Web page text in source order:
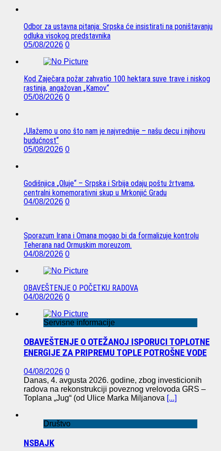
Odbor za ustavna pitanja: Srpska će insistirati na poništavanju
odluka visokog predstavnika
05/08/2026 0
Kod Zaječara požar zahvatio 100 hektara suve trave i niskog
rastinja, angažovan „Kamov“
05/08/2026 0
„Ulažemo u ono što nam je najvrednije – našu decu i njihovu
budućnost“
05/08/2026 0
Godišnjica „Oluje“ – Srpska i Srbija odaju poštu žrtvama,
centralni komemorativni skup u Mrkonjić Gradu
04/08/2026 0
Sporazum Irana i Omana mogao bi da formalizuje kontrolu
Teherana nad Ormuskim moreuzom.
04/08/2026 0
OBAVEŠTENJE O POČETKU RADOVA
04/08/2026 0
Servisne informacije
OBAVEŠTENJE O OTEŽANOJ ISPORUCI TOPLOTNE
ENERGIJE ZA PRIPREMU TOPLE POTROŠNE VODE
04/08/2026 0
Danas, 4. avgusta 2026. godine, zbog investicionih
radova na rekonstrukciji poveznog vrelovoda GRS –
Toplana „Jug“ (od Ulice Marka Miljanova [...]
Društvo
NSBAJK